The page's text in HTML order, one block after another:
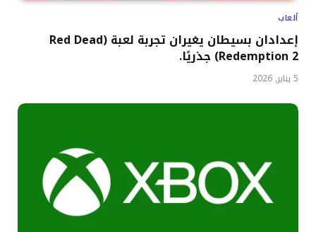
ألعاب
إعدادان بسيطان يغيران تجربة لعبة (Red Dead
Redemption 2) جذريًا.
5 يناير, 2026